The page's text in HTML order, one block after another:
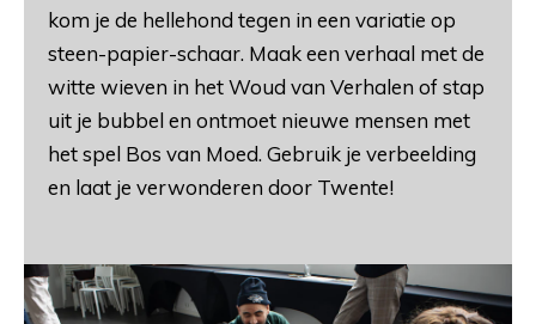
kom je de hellehond tegen in een variatie op
steen-papier-schaar. Maak een verhaal met de
witte wieven in het Woud van Verhalen of stap
uit je bubbel en ontmoet nieuwe mensen met
het spel Bos van Moed. Gebruik je verbeelding
en laat je verwonderen door Twente!